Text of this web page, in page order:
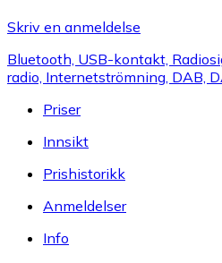
Skriv en anmeldelse
Bluetooth, USB-kontakt,
radio, Internetströmning, DAB,
Priser
Innsikt
Prishistorikk
Anmeldelser
Info